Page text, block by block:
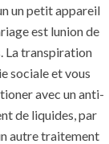
un petit appareil
est lunion de
La transpiration
sociale et vous
avec un anti-
de liquides, par
autre traitement